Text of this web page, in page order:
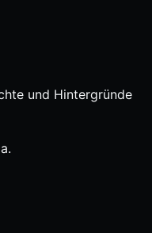
und Hintergründe